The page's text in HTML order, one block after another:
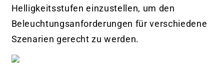
Helligkeitsstufen einzustellen, um den
Beleuchtungsanforderungen für verschiedene
Szenarien gerecht zu werden.